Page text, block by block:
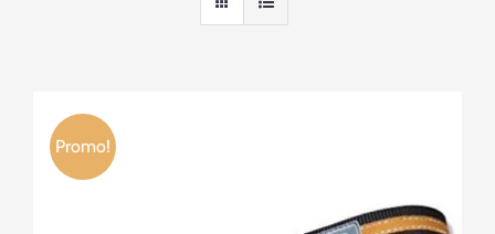
Promo!